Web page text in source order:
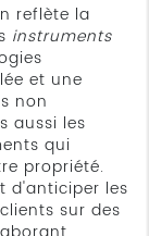
reflète la
instruments
et une
non
aussi les
qui
propriété.
d'anticiper les
sur des